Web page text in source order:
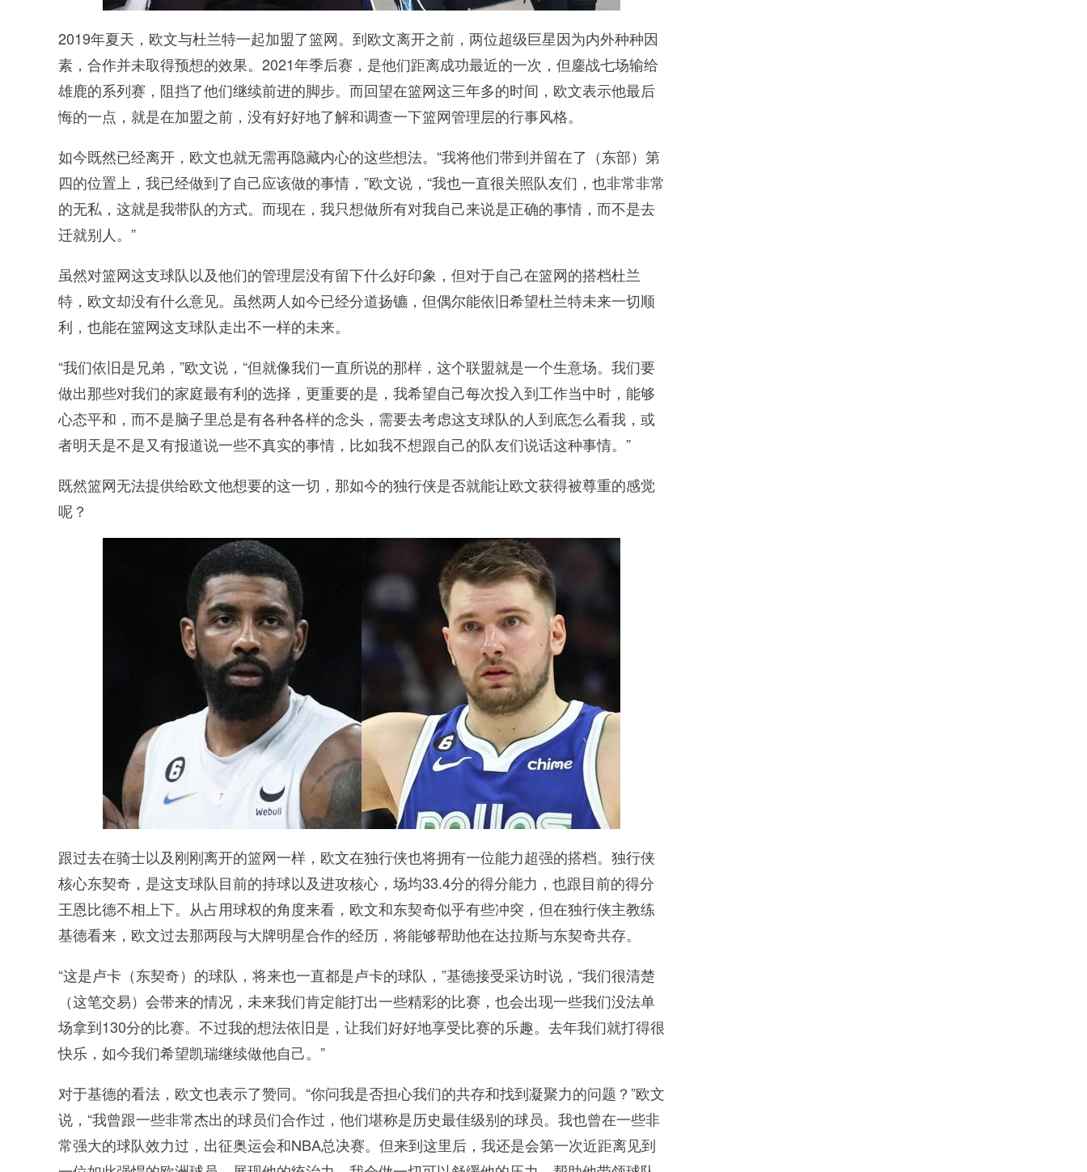
2019年夏天，欧文与杜兰特一起加盟了篮网。到欧文离开之前，两位超级巨星因为内外种种因
素，合作并未取得预想的效果。2021年季后赛，是他们距离成功最近的一次，但鏖战七场输给
雄鹿的系列赛，阻挡了他们继续前进的脚步。而回望在篮网这三年多的时间，欧文表示他最后
悔的一点，就是在加盟之前，没有好好地了解和调查一下篮网管理层的行事风格。
如今既然已经离开，欧文也就无需再隐藏内心的这些想法。“我将他们带到并留在了（东部）第
四的位置上，我已经做到了自己应该做的事情，”欧文说，“我也一直很关照队友们，也非常非常
的无私，这就是我带队的方式。而现在，我只想做所有对我自己来说是正确的事情，而不是去
迁就别人。”
虽然对篮网这支球队以及他们的管理层没有留下什么好印象，但对于自己在篮网的搭档杜兰
特，欧文却没有什么意见。虽然两人如今已经分道扬镳，但偶尔能依旧希望杜兰特未来一切顺
利，也能在篮网这支球队走出不一样的未来。
“我们依旧是兄弟，”欧文说，“但就像我们一直所说的那样，这个联盟就是一个生意场。我们要
做出那些对我们的家庭最有利的选择，更重要的是，我希望自己每次投入到工作当中时，能够
心态平和，而不是脑子里总是有各种各样的念头，需要去考虑这支球队的人到底怎么看我，或
者明天是不是又有报道说一些不真实的事情，比如我不想跟自己的队友们说话这种事情。”
既然篮网无法提供给欧文他想要的这一切，那如今的独行侠是否就能让欧文获得被尊重的感觉
呢？
跟过去在骑士以及刚刚离开的篮网一样，欧文在独行侠也将拥有一位能力超强的搭档。独行侠
核心东契奇，是这支球队目前的持球以及进攻核心，场均33.4分的得分能力，也跟目前的得分
王恩比德不相上下。从占用球权的角度来看，欧文和东契奇似乎有些冲突，但在独行侠主教练
基德看来，欧文过去那两段与大牌明星合作的经历，将能够帮助他在达拉斯与东契奇共存。
“这是卢卡（东契奇）的球队，将来也一直都是卢卡的球队，”基德接受采访时说，“我们很清楚
（这笔交易）会带来的情况，未来我们肯定能打出一些精彩的比赛，也会出现一些我们没法单
场拿到130分的比赛。不过我的想法依旧是，让我们好好地享受比赛的乐趣。去年我们就打得很
快乐，如今我们希望凯瑞继续做他自己。”
对于基德的看法，欧文也表示了赞同。“你问我是否担心我们的共存和找到凝聚力的问题？”欧文
说，“我曾跟一些非常杰出的球员们合作过，他们堪称是历史最佳级别的球员。我也曾在一些非
常强大的球队效力过，出征奥运会和NBA总决赛。但来到这里后，我还是会第一次近距离见到